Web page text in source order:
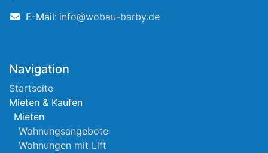
E-Mail: info@wobau-barby.de
Navigation
Startseite
Mieten & Kaufen
Mieten
Wohnungsangebote
Wohnungen mit Lift